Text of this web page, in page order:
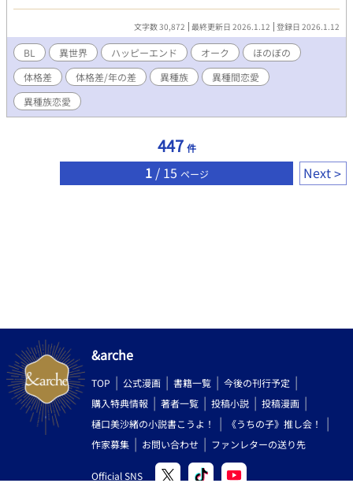
緑や青の肌 鋭く澄んだ眼差し 鍛え上げられた筋骨隆々の体躯 を
持ち、外見こそ威圧的だが、礼節と合理性を重んじる国民性をし
ている。 異世界から来る存在は非常に珍しい。 しかしオークは千
年を生きる種族ゆえ、**長い歴史の中で「時折起こる出来事」**
として、記録にも記憶にも残されてきた。 ⸻ ■ ガスパールと
いうオーク ガスパールは、この国でも名の知れた貴族家系の三男
として生まれた。 薄く灰を帯びた緑の肌、 赤い虹彩に金色の瞳孔
という、どこか神話的な目。 分厚い肩と胸板、鍛え抜かれた腹筋
代々受け継がれてきた宝石が嵌め込まれている。 ざらついた低音
の声だが、語調は穏やかで、 貴族らしい品と、年齢を重ねた余裕
がにじむ話し方をする。 ● 彼の性格 • 極めて面倒見がよく、観察
力が高い • 感情を声高に表に出さないが、内側は情に厚い • 責任を
りのある家だ。 彼は今も毎日のように墓参りを欠かさない。 それ
は悲嘆というより、対話に近い行為だった。 ⸻ ■ 現在の生活
ガスパールは現在、 街の流通を取り仕切る代表的な役職に就いて
いる。 多忙な職務の合間にも、 洗濯、掃除、料理 帳簿の整理 屋
敷の修繕 をすべて自分でこなす。 仕事、家事、墓参り。 規則正し
く、静かな日々。 ――あなたが現れるまでは。
文字数 30,872 最終更新日 2026.1.12 登録日 2026.1.12
BL 異世界 ハッピーエンド オーク
ほのぼの
体格差
体格差/年の差 異種族
異種間恋愛
異種族恋愛
447 件
1/ 15 ページ Next
&arche
TOP 公式漫画 書籍一覧
今後の刊行予定
購入特典情報
著者一覧 投稿小説
投稿漫画
樋口美沙緒の小説書こうよ！
《うちの子》推し会！
作家募集
お問い合わせ ファンレターの送り先
Official SNS